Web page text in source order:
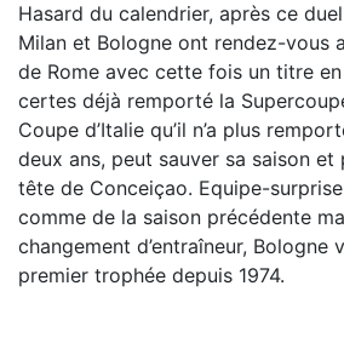
Hasard du calendrier, après ce duel
Milan et Bologne ont rendez-vous
de Rome avec cette fois un titre en
certes déjà remporté la
Coupe d’Italie qu’il n’a plus
deux ans, peut sauver sa saison
tête de Conceiçao. Equipe-
comme de la saison précédente
changement d’entraîneur, Bologne
premier trophée depuis 1974.